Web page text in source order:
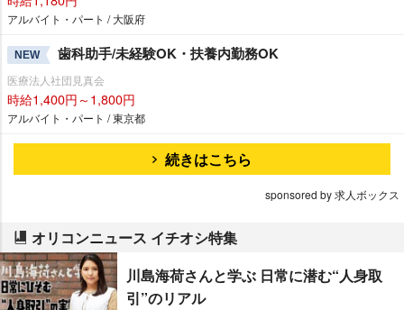
アルバイト・パート / 大阪府
NEW 歯科助手/未経験OK・扶養内勤務OK
医療法人社団見真会
時給1,400円～1,800円
アルバイト・パート / 東京都
続きはこちら
sponsored by 求人ボックス
オリコンニュース イチオシ特集
川島海荷さんと学ぶ 日常に潜む“人身取
引”のリアル